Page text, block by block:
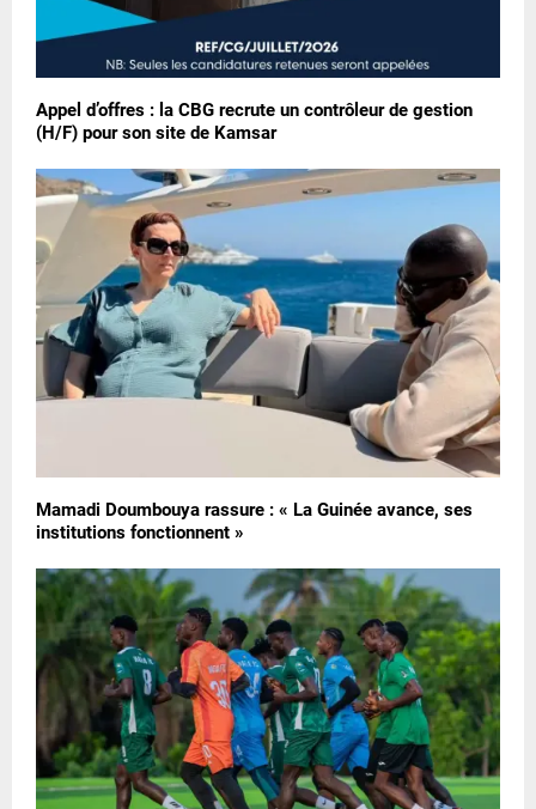
Appel d’offres : la CBG recrute un contrôleur de gestion
(H/F) pour son site de Kamsar
Mamadi Doumbouya rassure : « La Guinée avance, ses
institutions fonctionnent »